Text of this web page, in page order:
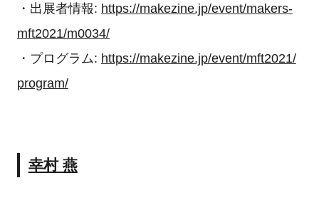
・出展者情報: https://makezine.jp/event/makers-
mft2021/m0034/
・プログラム: https://makezine.jp/event/mft2021/
program/
幸村 燕